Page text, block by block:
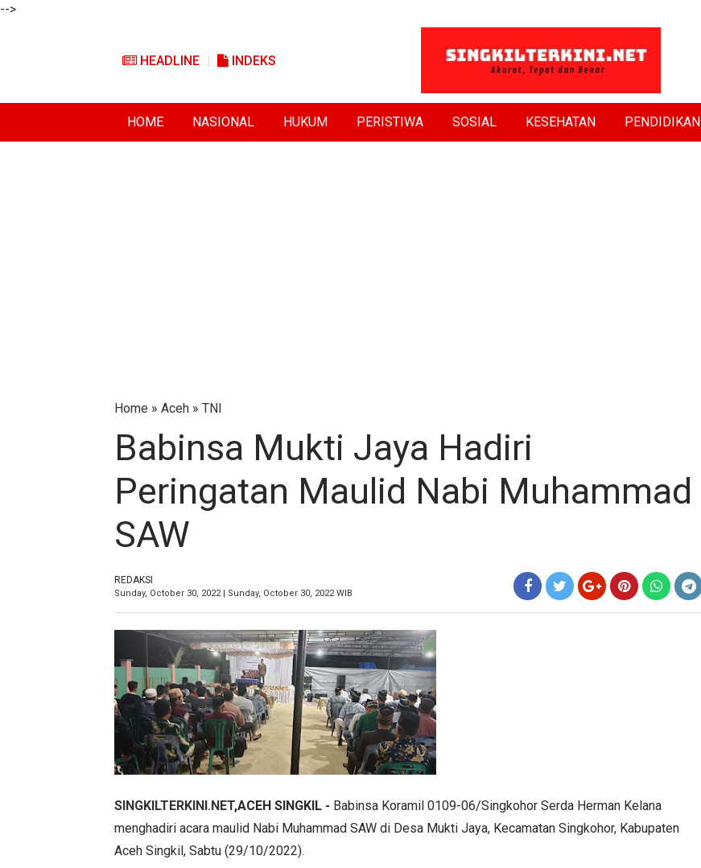
-->
HEADLINE INDEKS
HOME NASIONAL HUKUM PERISTIWA SOSIAL KESEHATAN PENDIDIKAN
Home » Aceh » TNI
Babinsa Mukti Jaya Hadiri
Peringatan Maulid Nabi Muhammad
SAW
REDAKSI
Sunday, October 30, 2022 | Sunday, October 30, 2022 WIB
SINGKILTERKINI.NET,ACEH SINGKIL - Babinsa Koramil 0109-06/Singkohor Serda Herman Kelana
menghadiri acara maulid Nabi Muhammad SAW di Desa Mukti Jaya, Kecamatan Singkohor, Kabupaten
Aceh Singkil, Sabtu (29/10/2022).